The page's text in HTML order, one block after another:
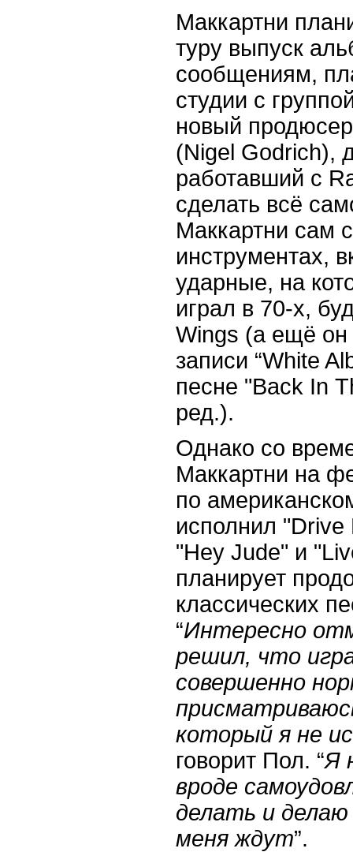
Маккартни
туру выпуск
сообщениям,
студии с
новый
(Nigel Godrich),
работавший с
сделать всё
Маккартни сам
инструментах,
ударные, на
играл в 70-х,
Wings (а ещё он
записи “White
песне "Back In
ред.).
Однако со
Маккартни на
по
исполнил "Drive
"Hey Jude" и "
планирует
классических
“Интересно
решил, что
совершенно
который я не
говорит Пол. “Я
вроде
делать и
меня ждут”.